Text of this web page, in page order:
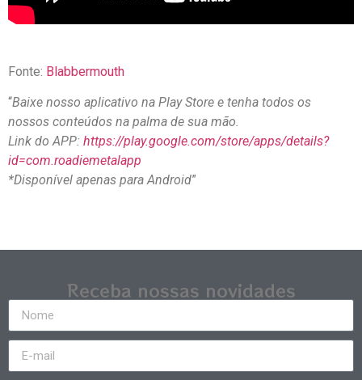
Fonte: Blabbermouth
“Baixe nosso aplicativo na Play Store e tenha todos os
nossos conteúdos na palma de sua mão.
Link do APP: https://play.google.com/store/apps/details?
id=com.roadiemetalapp
*Disponível apenas para Android”
Receba nossas novidades